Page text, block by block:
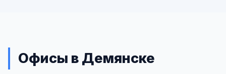
Офисы в Демянске